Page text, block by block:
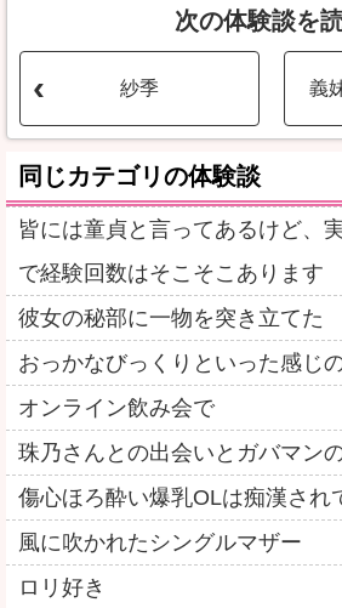
次の体験談を
紗季
同じカテゴリの体験談
皆には童貞と言ってあるけど、
で経験回数はそこそこあります
彼女の秘部に一物を突き立てた
おっかなびっくりといった感じ
オンライン飲み会で
珠乃さんとの出会いとガバマン
傷心ほろ酔い爆乳OLは痴漢され
風に吹かれたシングルマザー
ロリ好き